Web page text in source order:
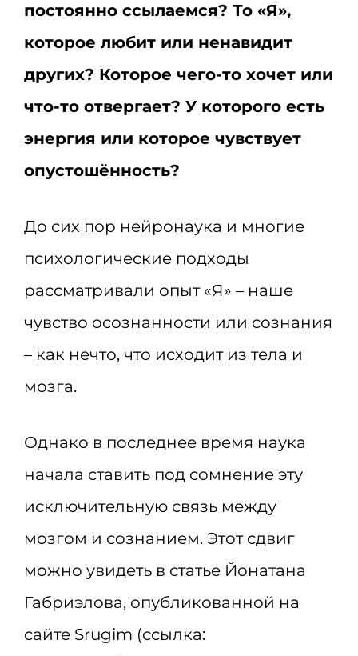
постоянно ссылаемся? То «Я»,
которое любит или ненавидит
других? Которое чего-то хочет или
что-то отвергает? У которого есть
энергия или которое чувствует
опустошённость?
До сих пор нейронаука и многие
психологические подходы
рассматривали опыт «Я» – наше
чувство осознанности или сознания
– как нечто, что исходит из тела и
мозга.
Однако в последнее время наука
начала ставить под сомнение эту
исключительную связь между
мозгом и сознанием. Этот сдвиг
можно увидеть в статье Йонатана
Габриэлова, опубликованной на
сайте Srugim (ссылка: